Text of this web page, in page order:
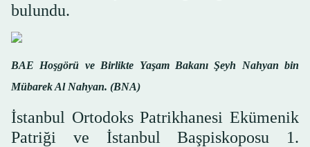
bulundu.
BAE Hoşgörü ve Birlikte Yaşam Bakanı Şeyh Nahyan bin
Mübarek Al Nahyan. (BNA)
İstanbul Ortodoks Patrikhanesi Ekümenik
Patriği ve İstanbul Başpiskoposu 1.